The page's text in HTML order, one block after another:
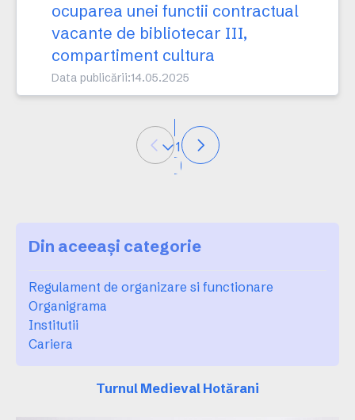
ocuparea unei functii contractual
vacante de bibliotecar III,
compartiment cultura
Data publicării:14.05.2025
1
Din aceeași categorie
Regulament de organizare si functionare
Organigrama
Institutii
Cariera
Turnul Medieval Hotărani